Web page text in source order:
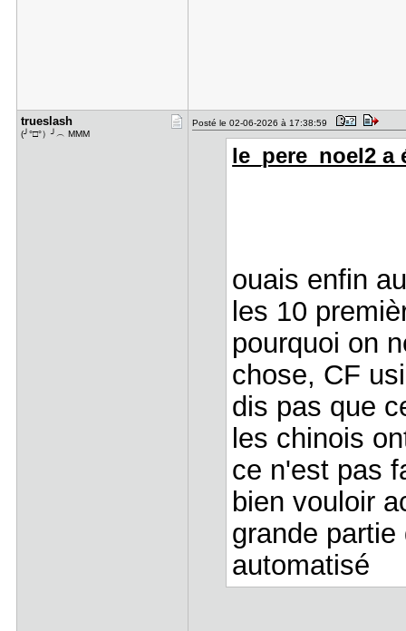
trueslash
(╯°□°）╯︵ MMM
Posté le 02-06-2026 à 17:38:59
le_pere_noel2 a
ouais enfin
les 10
pourquoi on
chose, CF
dis pas que
les chinois
ce n'est pas
bien vouloir
grande
automatisé